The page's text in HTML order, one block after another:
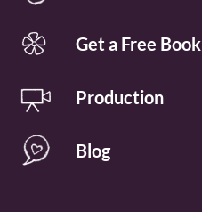
Get a Free Book
Production
Blog